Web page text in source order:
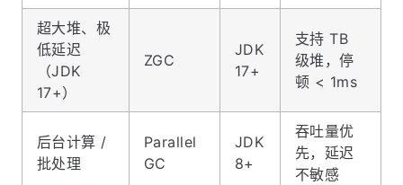
超大堆、极
低延迟
（JDK
17+）
ZGC
JDK
17+
支持 TB
级堆，停
顿 < 1ms
后台计算 /
批处理
Parallel
GC
JDK
8+
吞吐量优
先，延迟
不敏感